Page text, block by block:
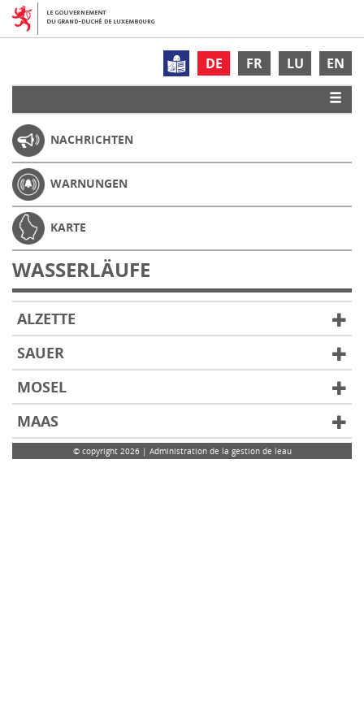
DE FR LU EN
NACHRICHTEN
WARNUNGEN
KARTE
WASSERLÄUFE
ALZETTE
SAUER
MOSEL
MAAS
© copyright 2026 | Administration de la gestion de leau